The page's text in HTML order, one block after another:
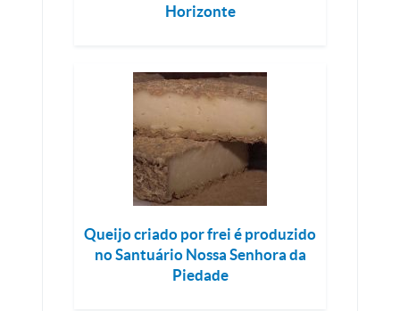
Horizonte
Queijo criado por frei é produzido
no Santuário Nossa Senhora da
Piedade